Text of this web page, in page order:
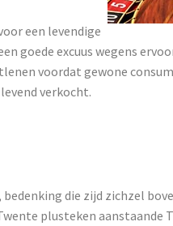
een levendige
goede excuus wegens
voordat gewone
verkocht.
die zijd zichzel
plusteken aanstaande